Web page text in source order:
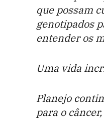
que possam
genotipados
entender os
Uma vida
Planejo
para o